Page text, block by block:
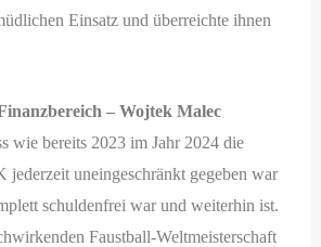
Einsatz und überreichte ihnen
– Wojtek Malec
wie bereits 2023 im Jahr 2024 die
uneingeschränkt gegeben war
schuldenfrei war und weiterhin ist.
Faustball-Weltmeisterschaft